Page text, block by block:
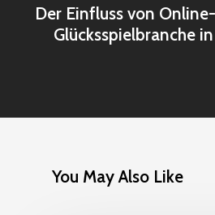
Der Einfluss von
Glücksspielbranche
You May Also Like